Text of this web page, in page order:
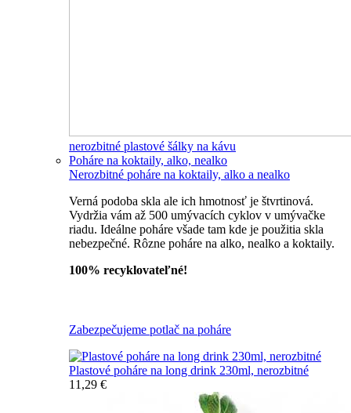
nerozbitné plastové šálky na kávu
Poháre na koktaily, alko, nealko
Nerozbitné poháre na koktaily, alko a nealko
Verná podoba skla ale ich hmotnosť je štvrtinová.
Vydržia vám až 500 umývacích cyklov v umývačke
riadu. Ideálne poháre všade tam kde je použitia skla
nebezpečné. Rôzne poháre na alko, nealko a koktaily.
100% recyklovateľné!
Zabezpečujeme potlač na poháre
Plastové poháre na long drink 230ml, nerozbitné
11,29 €